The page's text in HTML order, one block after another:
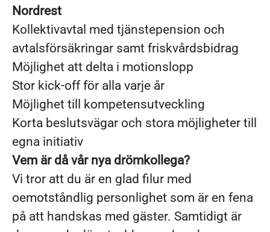
Nordrest
Kollektivavtal med tjänstepension och
avtalsförsäkringar samt friskvårdsbidrag
Möjlighet att delta i motionslopp
Stor kick-off för alla varje år
Möjlighet till kompetensutveckling
Korta beslutsvägar och stora möjligheter till
egna initiativ
Vem är då vår nya drömkollega?
Vi tror att du är en glad filur med
oemotståndlig personlighet som är en fena
på att handskas med gäster. Samtidigt är